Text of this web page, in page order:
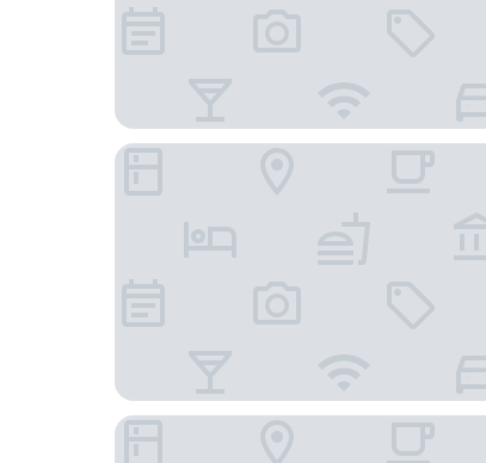
D Blue Búzios Hotel Boutique
Casa la Bardot Boutique